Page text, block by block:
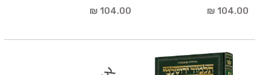
104.00 ₪
104.00 ₪